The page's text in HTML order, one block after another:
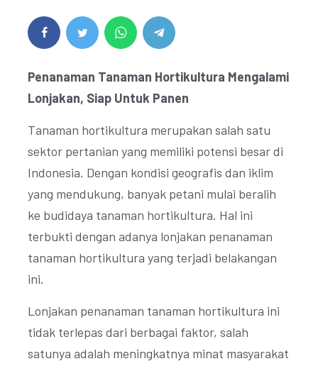
Penanaman Tanaman Hortikultura Mengalami
Lonjakan, Siap Untuk Panen
Tanaman hortikultura merupakan salah satu
sektor pertanian yang memiliki potensi besar di
Indonesia. Dengan kondisi geografis dan iklim
yang mendukung, banyak petani mulai beralih
ke budidaya tanaman hortikultura. Hal ini
terbukti dengan adanya lonjakan penanaman
tanaman hortikultura yang terjadi belakangan
ini.
Lonjakan penanaman tanaman hortikultura ini
tidak terlepas dari berbagai faktor, salah
satunya adalah meningkatnya minat masyarakat